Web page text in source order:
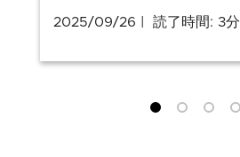
2025/09/26 読了時間: 3分